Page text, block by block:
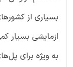
بسیاری از
ازمایشی بسیار